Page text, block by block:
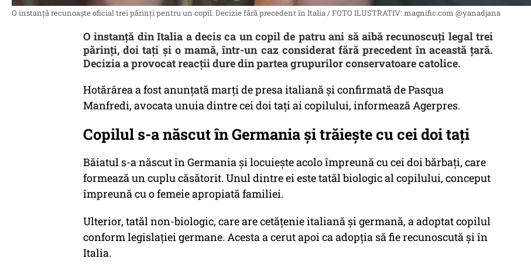
O instanță recunoaște oficial trei părinți pentru un copil. Decizie fără precedent în Italia / FOTO ILUSTRATIV: magnific.com @yanadjana
O instanță din Italia a decis ca un copil de patru ani să aibă recunoscuți legal trei
părinți, doi tați și o mamă, într-un caz considerat fără precedent în această țară.
Decizia a provocat reacții dure din partea grupurilor conservatoare catolice.
Hotărârea a fost anunțată marți de presa italiană și confirmată de Pasqua
Manfredi, avocata unuia dintre cei doi tați ai copilului, informează Agerpres.
Copilul s-a născut în Germania și trăiește cu cei doi tați
Băiatul s-a născut în Germania și locuiește acolo împreună cu cei doi bărbați, care
formează un cuplu căsătorit. Unul dintre ei este tatăl biologic al copilului, conceput
împreună cu o femeie apropiată familiei.
Ulterior, tatăl non-biologic, care are cetățenie italiană și germană, a adoptat copilul
conform legislației germane. Acesta a cerut apoi ca adopția să fie recunoscută și în
Italia.